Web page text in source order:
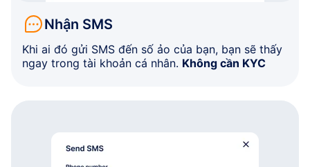
Nhận SMS
Khi ai đó gửi SMS đến số ảo của bạn, bạn sẽ thấy
ngay trong tài khoản cá nhân. Không cần KYC